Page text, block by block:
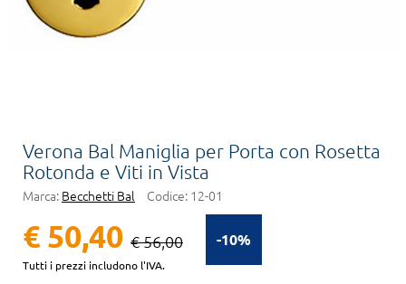
Verona Bal Maniglia per Porta con Rosetta
Rotonda e Viti in Vista
Marca: Becchetti Bal Codice: 12-01
-10%
€ 50,40 € 56,00
Tutti i prezzi includono l'IVA.